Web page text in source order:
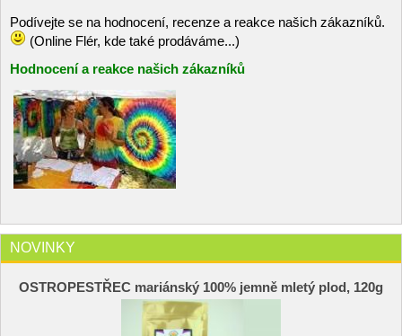
Podívejte se na hodnocení, recenze a reakce našich zákazníků.
(Online Flér, kde také prodáváme...)
Hodnocení a reakce našich zákazníků
NOVINKY
OSTROPESTŘEC mariánský 100% jemně mletý plod, 120g